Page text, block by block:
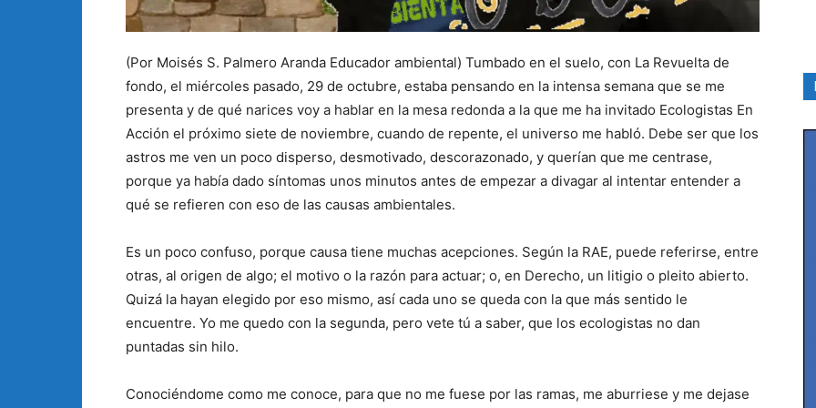
(Por Moisés S. Palmero Aranda Educador ambiental) Tumbado en el suelo, con La Revuelta de
fondo, el miércoles pasado, 29 de octubre, estaba pensando en la intensa semana que se me
presenta y de qué narices voy a hablar en la mesa redonda a la que me ha invitado Ecologistas En
Acción el próximo siete de noviembre, cuando de repente, el universo me habló. Debe ser que los
astros me ven un poco disperso, desmotivado, descorazonado, y querían que me centrase,
porque ya había dado síntomas unos minutos antes de empezar a divagar al intentar entender a
qué se refieren con eso de las causas ambientales.
Es un poco confuso, porque causa tiene muchas acepciones. Según la RAE, puede referirse, entre
otras, al origen de algo; el motivo o la razón para actuar; o, en Derecho, un litigio o pleito abierto.
Quizá la hayan elegido por eso mismo, así cada uno se queda con la que más sentido le
encuentre. Yo me quedo con la segunda, pero vete tú a saber, que los ecologistas no dan
puntadas sin hilo.
Conociéndome como me conoce, para que no me fuese por las ramas, me aburriese y me dejase